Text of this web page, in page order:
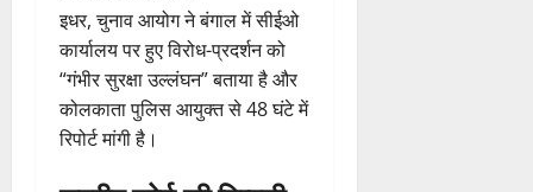
इधर, चुनाव आयोग ने बंगाल में सीईओ
कार्यालय पर हुए विरोध-प्रदर्शन को
“गंभीर सुरक्षा उल्लंघन” बताया है और
कोलकाता पुलिस आयुक्त से 48 घंटे में
रिपोर्ट मांगी है।